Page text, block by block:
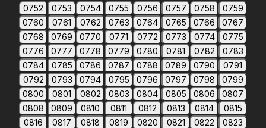
0752
0753 0754 0755 0756 0757 0758
0759
0760
0761 0762 0763 0764 0765 0766
0767
0768
0769 0770 0771 0772 0773 0774
0775
0776
0777 0778 0779 0780 0781 0782
0783
0784
0785 0786 0787 0788 0789 0790
0791
0792
0793 0794 0795 0796 0797 0798
0799
0800
0801 0802 0803 0804 0805 0806
0807
0808
0809 0810 0811 0812 0813 0814
0815
0816
0817 0818 0819 0820 0821 0822
0823